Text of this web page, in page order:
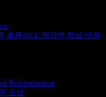
불륜이다. 망각은 학살 만큼
Representation
표상